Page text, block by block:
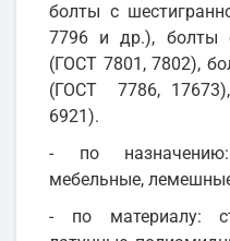
болты с
7796 и др.), болты
(ГОСТ 7801, 7802),
(ГОСТ 7786,
6921).
- по назначению:
мебельные,
- по материалу: